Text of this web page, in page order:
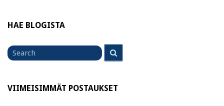
HAE BLOGISTA
Search
for
VIIMEISIMMÄT POSTAUKSET